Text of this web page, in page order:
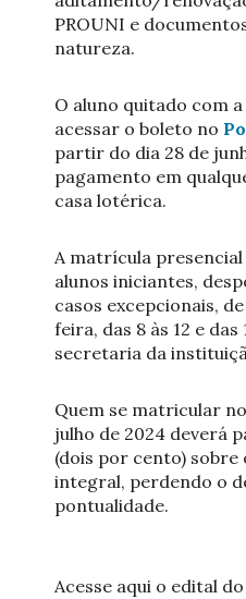
PROUNI e
natureza.
O aluno quitado com
acessar o boleto no
partir do dia 28 de
pagamento em
casa lotérica.
A matrícula
alunos iniciantes,
casos excepcionais,
feira, das 8 às 12 e das
secretaria da
Quem se matricular
julho de 2024 deverá
(dois por cento)
integral, perdendo o
pontualidade.
Acesse aqui o edital